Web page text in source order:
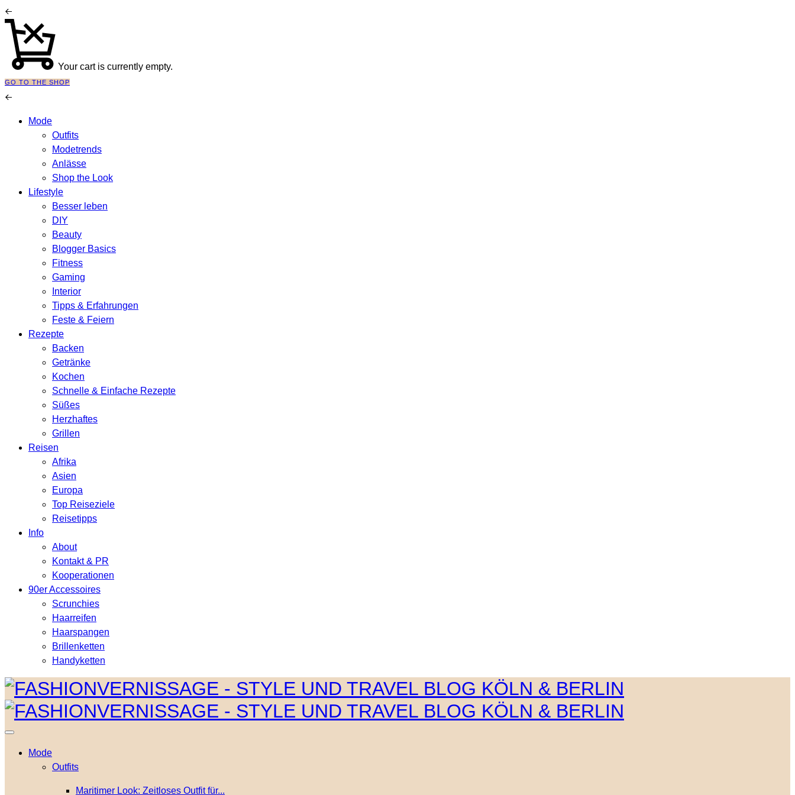
Your cart is currently empty.
GO TO THE SHOP
Mode
Outfits
Modetrends
Anlässe
Shop the Look
Lifestyle
Besser leben
DIY
Beauty
Blogger Basics
Fitness
Gaming
Interior
Tipps & Erfahrungen
Feste & Feiern
Rezepte
Backen
Getränke
Kochen
Schnelle & Einfache Rezepte
Süßes
Herzhaftes
Grillen
Reisen
Afrika
Asien
Europa
Top Reiseziele
Reisetipps
Info
About
Kontakt & PR
Kooperationen
90er Accessoires
Scrunchies
Haarreifen
Haarspangen
Brillenketten
Handyketten
Mode
Outfits
Maritimer Look: Zeitloses Outfit für...